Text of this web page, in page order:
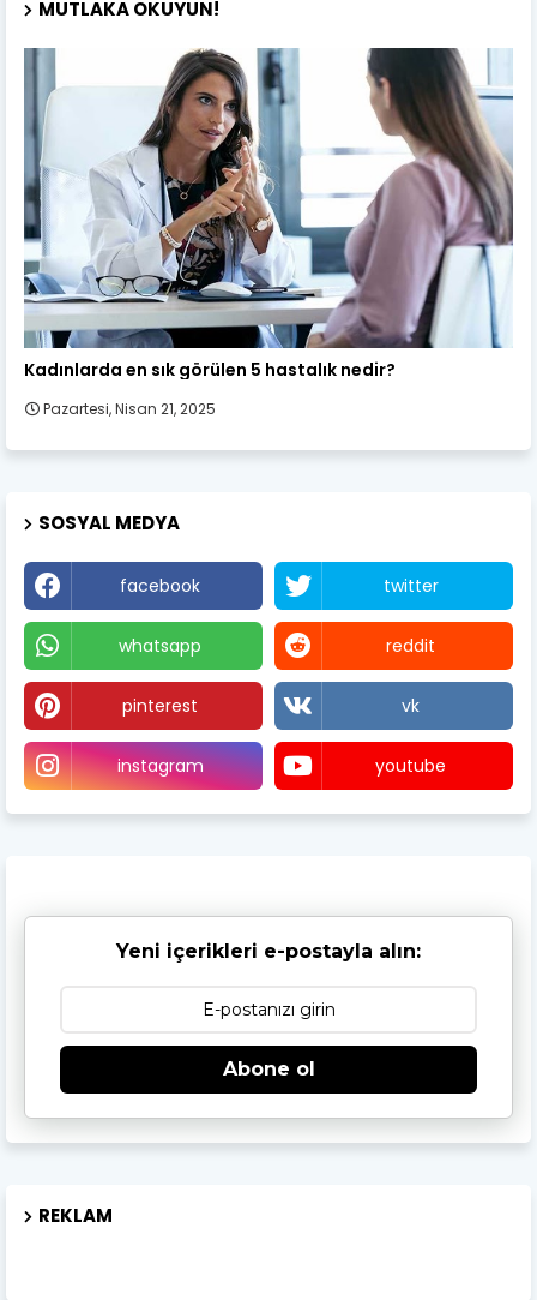
MUTLAKA OKUYUN!
Kadın Sağlığı
Kadınlarda en sık görülen 5 hastalık nedir?
Pazartesi, Nisan 21, 2025
SOSYAL MEDYA
facebook twitter
whatsapp reddit
pinterest vk
instagram youtube
Yeni içerikleri e-postayla alın:
Abone ol
REKLAM